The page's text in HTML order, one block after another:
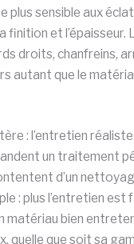
plus sensible aux
finition et l’épaisseur.
droits, chanfreins,
autant que le
: l’entretien
un traitement
d’un
: plus l’entretien est
matériau bien
quelle que soit sa